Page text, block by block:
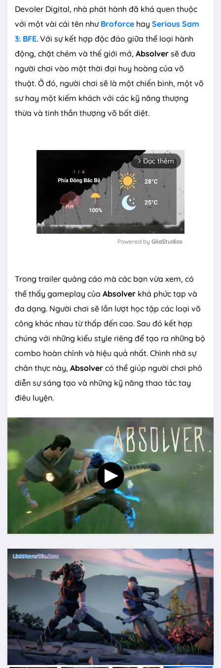
Devoler Digital, nhà phát hành đã khá quen thuộc
với một vài cái tên như Broforce hay Serious Sam
3: BFE. Với sự kết hợp độc đáo giữa thể loại hành
động, chặt chém và thế giới mở, Absolver sẽ đưa
người chơi vào một thời đại huy hoàng của võ
thuật. Ở đó, người chơi sẽ là một chiến binh, một võ
sư hay một kiếm khách với các kỹ năng thượng
thừa và tinh thần thượng võ bất diệt.
arrow_forward_ios Đọc thêm
t
e
Powered by GliaStudios
Trong trailer quảng cáo mà các bạn vừa xem, có
thể thấy gameplay của Absolver khá phức tạp và
đa dạng. Người chơi sẽ lần lượt học tập các loại võ
công khác nhau từ thấp đến cao. Sau đó kết hợp
chúng với những kiểu style riêng để tạo ra những bộ
combo hoàn chỉnh và hiệu quả nhất. Chình nhờ sự
chân thực này, Absolver có thể giúp người chơi phô
diễn sự sáng tạo và những kỹ năng thao tác tay
điêu luyện.